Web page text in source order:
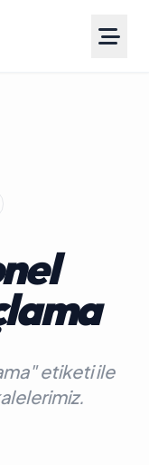
etiketi ile